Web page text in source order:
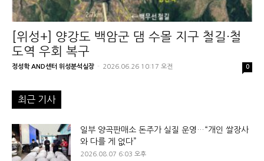
[위성+] 양강도 백암군 댐 수몰 지구 철길·철
도역 우회 복구
정성학 AND센터 위성분석실장 - 2026.06.26 10:17 오전 0
최근 기사
일부 양곡판매소 돈주가 실질 운영…“개인 쌀장사
와 다를 게 없다”
2026.08.07 6:03 오후